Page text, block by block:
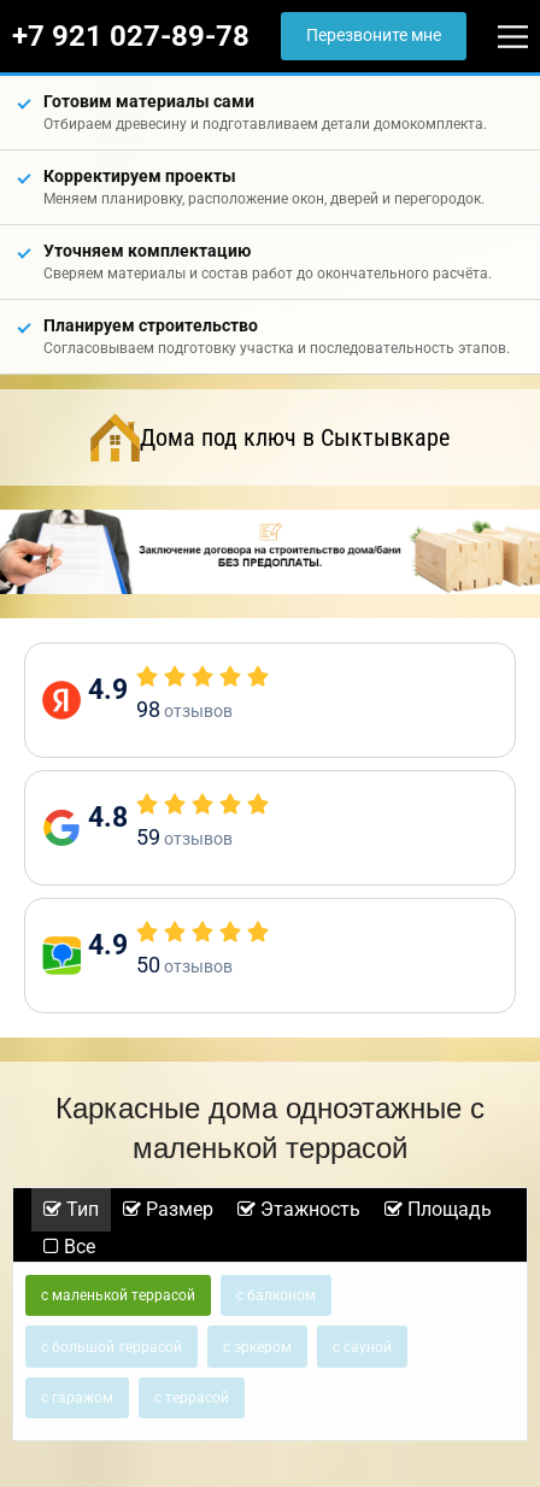
+7 921 027-89-78 Перезвоните мне
Готовим материалы сами
Отбираем древесину и подготавливаем детали домокомплекта.
Корректируем проекты
Меняем планировку, расположение окон, дверей и перегородок.
Уточняем комплектацию
Сверяем материалы и состав работ до окончательного расчёта.
Планируем строительство
Согласовываем подготовку участка и последовательность этапов.
Дома под ключ в Сыктывкаре
4.9
98 отзывов
4.8
59 отзывов
4.9
50отзывов
Каркасные дома одноэтажные с
маленькой террасой
Тип Размер Этажность
Площадь
Все
с маленькой террасой с балконом
с большой террасой с эркером с сауной
с гаражом с террасой